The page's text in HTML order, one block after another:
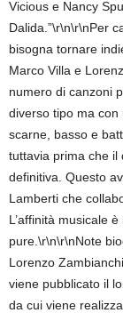
Vicious e Nancy
Dalida.”\r\n\r\nPer
bisogna tornare
Marco Villa e
numero di canzoni
diverso tipo ma
scarne, basso e
tuttavia prima che il
definitiva. Questo
Lamberti che
L’affinità musicale
pure.\r\n\r\nNote
Lorenzo
viene pubblicato il
da cui viene